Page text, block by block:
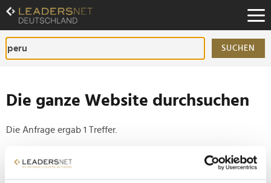
Zum
Inhalt
Zur
Fußzeilen-
Navigation
SUCHEN
Die ganze Website durchsuchen
Die Anfrage ergab 1 Treffer.
Tipp